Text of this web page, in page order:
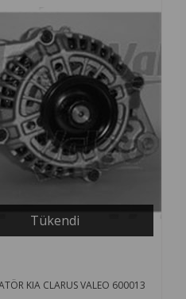
Tükendi
KIA CLARUS VALEO 600013